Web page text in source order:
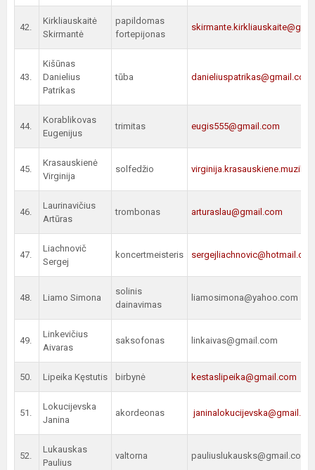
42.
Kirkliauskaitė
Skirmantė
papildomas
fortepijonas
43.
Kišūnas
Danielius
Patrikas
tūba danieliuspatrikas@gmail.com
44.
Korablikovas
Eugenijus
trimitas eugis555@gmail.com
45.
Krasauskienė
Virginija
solfedžio
46.
Laurinavičius
Artūras
trombonas arturaslau@gmail.com
47.
Liachnovič
Sergej
koncertmeisteris
48. Liamo Simona
solinis
dainavimas
liamosimona@yahoo.com
49.
Linkevičius
Aivaras
saksofonas linkaivas@gmail.com
50. Lipeika Kęstutis birbynė kestaslipeika@gmail.com
51.
Lokucijevska
Janina
akordeonas
52.
Lukauskas
Paulius
valtorna pauliuslukausks@gmail.com